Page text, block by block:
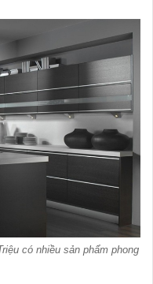
có nhiều sản phẩm phong